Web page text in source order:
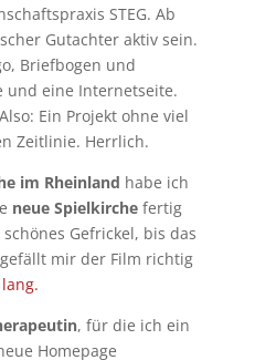
STEG. Ab
Gutachter aktiv sein.
Briefbogen und
und eine Internetseite.
Ein Projekt ohne viel
Zeitlinie. Herrlich.
im Rheinland habe ich
neue Spielkirchefertig
Gefrickel, bis das
mir der Film richtig
lang.
, für die ich ein
Homepage